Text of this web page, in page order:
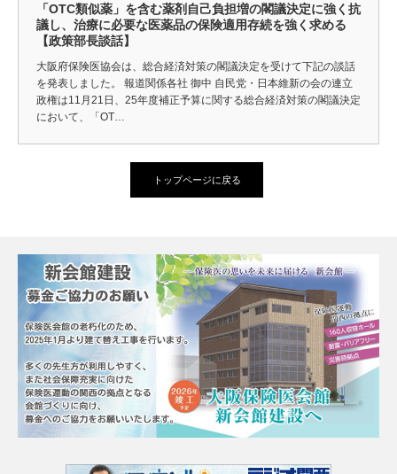
「OTC類似薬」を含む薬剤自己負担増の閣議決定に強く抗
議し、治療に必要な医薬品の保険適用存続を強く求める
【政策部長談話】
大阪府保険医協会は、総合経済対策の閣議決定を受けて下記の談話
を発表しました。 報道関係各社 御中 自民党・日本維新の会の連立
政権は11月21日、25年度補正予算に関する総合経済対策の閣議決定
において、「OT…
トップページに戻る